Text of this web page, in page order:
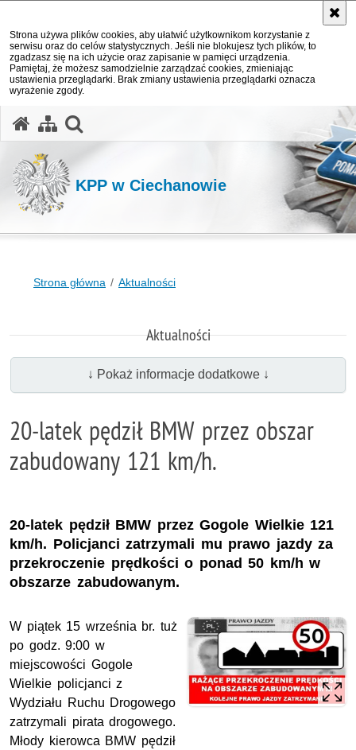
Strona używa plików cookies, aby ułatwić użytkownikom korzystanie z
serwisu oraz do celów statystycznych. Jeśli nie blokujesz tych plików, to
zgadzasz się na ich użycie oraz zapisanie w pamięci urządzenia.
Pamiętaj, że możesz samodzielnie zarządzać cookies, zmieniając
ustawienia przeglądarki. Brak zmiany ustawienia przeglądarki oznacza
wyrażenie zgody.
KPP w Ciechanowie
Strona główna Aktualności
Aktualności
↓ Pokaż informacje dodatkowe ↓
20-latek pędził BMW przez obszar
zabudowany 121 km/h.
20-latek pędził BMW przez Gogole Wielkie 121
km/h. Policjanci zatrzymali mu prawo jazdy za
przekroczenie prędkości o ponad 50 km/h w
obszarze zabudowanym.
W piątek 15 września br. tuż
po godz. 9:00 w
miejscowości Gogole
Wielkie policjanci z
Wydziału Ruchu Drogowego
zatrzymali pirata drogowego.
Młody kierowca BMW pędził